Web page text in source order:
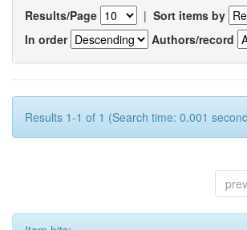
Results/Page | Sort items by
In order
Authors/record
Results 1-1 of 1 (Search time: 0.001